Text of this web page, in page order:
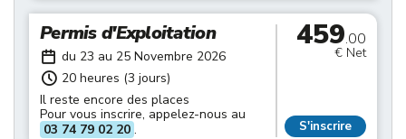
Permis d'Exploitation
du 23 au 25 Novembre 2026
20 heures (3 jours)
Il reste encore des places
Pour vous inscrire, appelez-nous au
03 74 79 02 20 .
459.00
€ Net
S'inscrire